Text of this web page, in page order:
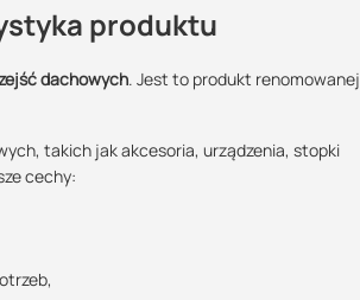
produktu
dachowych. Jest to produkt renomowanej
takich jak akcesoria, urządzenia, stopki
cechy:
?
zakresie doradztwa technicznego
Rodzaj kołnierza:
pvc
Kolor:
szary
POBIERZ
lub wątpliwości?
z nami